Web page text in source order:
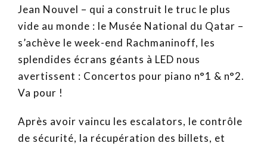
Jean Nouvel – qui a construit le truc le plus
vide au monde : le Musée National du Qatar –
s’achève le week-end Rachmaninoff, les
splendides écrans géants à LED nous
avertissent : Concertos pour piano n°1 & n°2.
Va pour !
Après avoir vaincu les escalators, le contrôle
de sécurité, la récupération des billets, et